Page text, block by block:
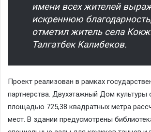
имени всех жителей
искреннюю
отметил житель села
Талгатбек Калибеков.
Проект реализован в рамках
партнерства. Двухэтажный Дом культуры
площадью 725,38 квадратных метра
мест. В здании предусмотрены